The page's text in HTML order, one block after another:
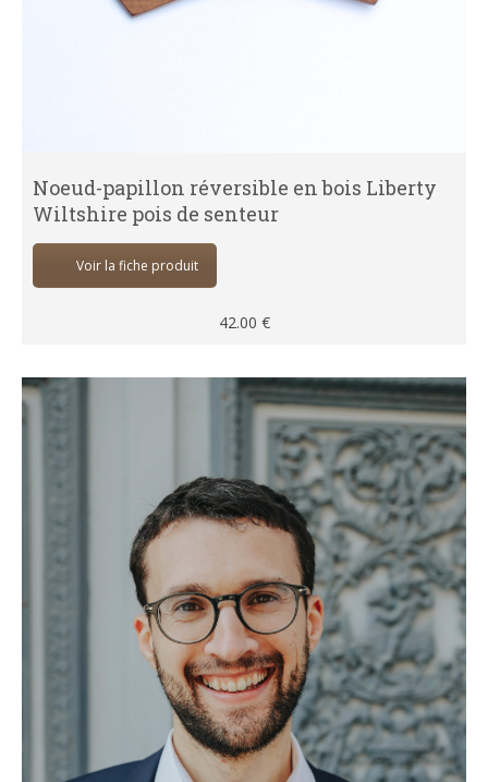
Noeud-papillon réversible en bois Liberty
Wiltshire pois de senteur
Voir la fiche produit
42.00 €